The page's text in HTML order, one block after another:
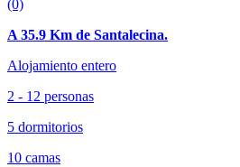
(0)
A 35.9 Km de Santalecina.
Alojamiento entero
2 - 12 personas
5 dormitorios
10 camas